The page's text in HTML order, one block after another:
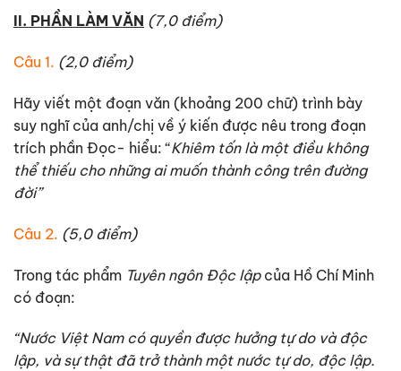
II. PHẦN LÀM VĂN (7,0 điểm)
Câu 1. (2,0 điểm)
Hãy viết một đoạn văn (khoảng 200 chữ) trình bày
suy nghĩ của anh/chị về ý kiến được nêu trong đoạn
trích phần Đọc- hiểu: “Khiêm tốn là một điều không
thể thiếu cho những ai muốn thành công trên đường
đời”
Câu 2. (5,0 điểm)
Trong tác phẩm Tuyên ngôn Độc lậpcủa Hồ Chí Minh
có đoạn:
“Nước Việt Nam có quyền được hưởng tự do và độc
lập, và sự thật đã trở thành một nước tự do, độc lập.